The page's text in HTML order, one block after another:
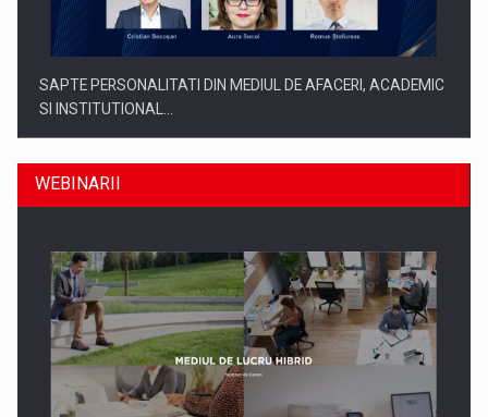
SAPTE PERSONALITATI DIN MEDIUL DE AFACERI, ACADEMIC
SI INSTITUTIONAL…
SYCLEF isi consolideaza prezenta in Romania printr-o a
WEBINARII